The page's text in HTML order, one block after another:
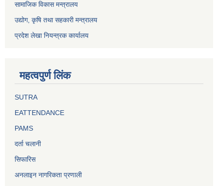
सामाजिक विकास मन्त्रालय
उद्योग, कृषि तथा सहकारी मन्त्रालय
प्रदेश लेखा नियन्त्रक कार्यालय
महत्वपुर्ण लिंक
SUTRA
EATTENDANCE
PAMS
दर्ता चलानी
सिफारिस
अनलाइन नागरिकता प्रणाली